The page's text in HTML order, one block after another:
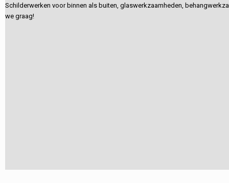
Schilderwerken voor binnen als buiten, glaswerkzaamheden,
we graag!